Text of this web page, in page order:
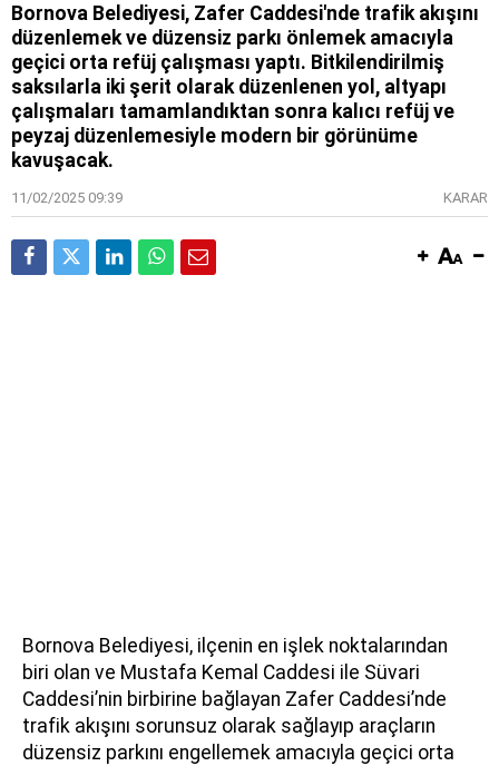
Bornova Belediyesi, Zafer Caddesi'nde trafik akışını
düzenlemek ve düzensiz parkı önlemek amacıyla
geçici orta refüj çalışması yaptı. Bitkilendirilmiş
saksılarla iki şerit olarak düzenlenen yol, altyapı
çalışmaları tamamlandıktan sonra kalıcı refüj ve
peyzaj düzenlemesiyle modern bir görünüme
kavuşacak.
11/02/2025 09:39 KARAR
Bornova Belediyesi, ilçenin en işlek noktalarından
biri olan ve Mustafa Kemal Caddesi ile Süvari
Caddesi’nin birbirine bağlayan Zafer Caddesi’nde
trafik akışını sorunsuz olarak sağlayıp araçların
düzensiz parkını engellemek amacıyla geçici orta